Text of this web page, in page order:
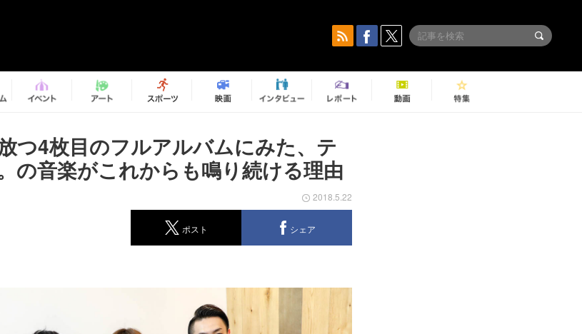
つ4枚目のフルアルバムにみた、テ
の音楽がこれからも鳴り続ける理由
2018.5.22
ポスト シェア